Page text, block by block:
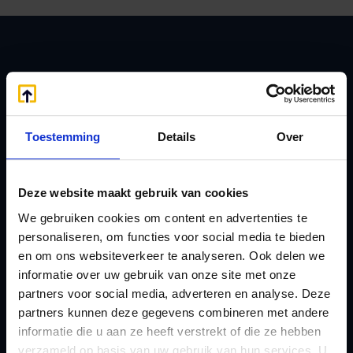
Toestemming Details Over
Deze website maakt gebruik van cookies
We gebruiken cookies om content en advertenties te
personaliseren, om functies voor social media te bieden
en om ons websiteverkeer te analyseren. Ook delen we
informatie over uw gebruik van onze site met onze
partners voor social media, adverteren en analyse. Deze
partners kunnen deze gegevens combineren met andere
informatie die u aan ze heeft verstrekt of die ze hebben
verzameld op basis van uw gebruik van hun services. U
Zoeken
Handige links
Afkoop Stamrecht
Belastingdienst
doorgeven
rekeningnummer
Checklist IB 2023 (PDF)
L
Lenen van de BV
Lijfrente BV
Liquidatie Pensioen BV
Loonadministratie
verzorgen
M